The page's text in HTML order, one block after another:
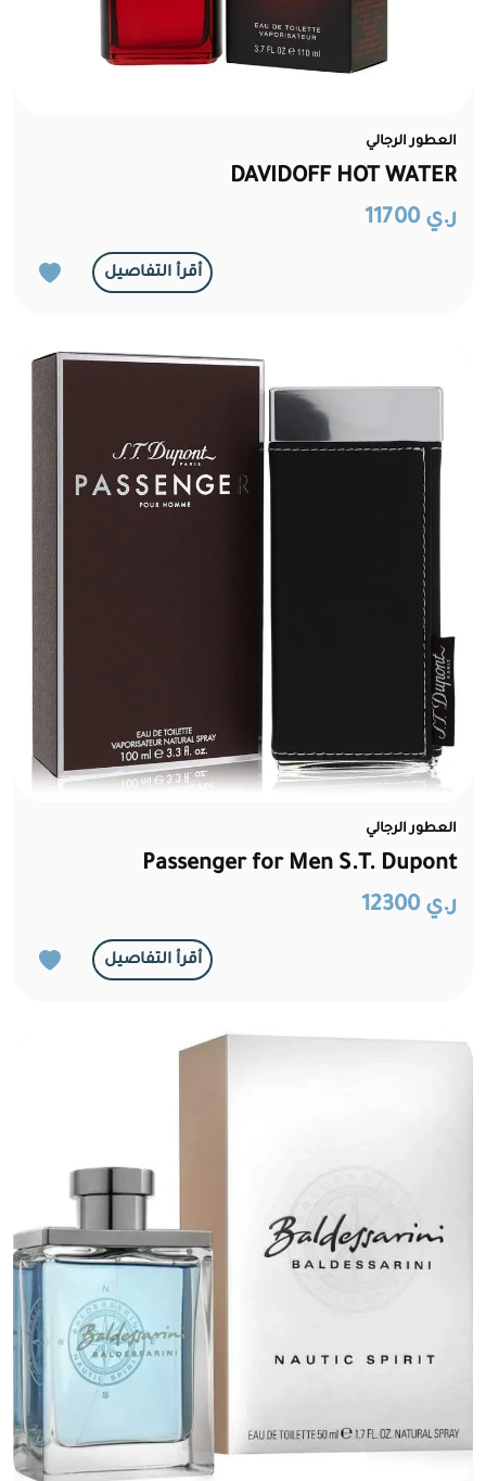
العطور الرجالي
DAVIDOFF HOT WATER
ر.ي 11700
أقرأ التفاصيل
العطور الرجالي
Passenger for Men S.T. Dupont
ر.ي 12300
أقرأ التفاصيل